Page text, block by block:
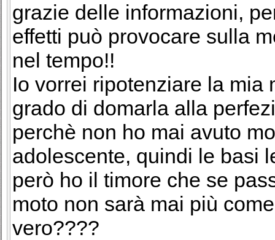
grazie delle informazioni,
effetti può provocare sulla
nel tempo!!
Io vorrei ripotenziare la mia
grado di domarla alla
perchè non ho mai avuto
adolescente, quindi le basi
però ho il timore che se
moto non sarà mai più
vero????